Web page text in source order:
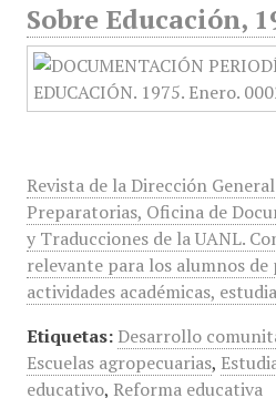
Sobre Educación,
Revista de la Dirección
Preparatorias, Oficina de
y Traducciones de la UANL.
relevante para los alumnos
actividades académicas,
Etiquetas: Desarrollo
Escuelas agropecuarias,
educativo, Reforma educativa